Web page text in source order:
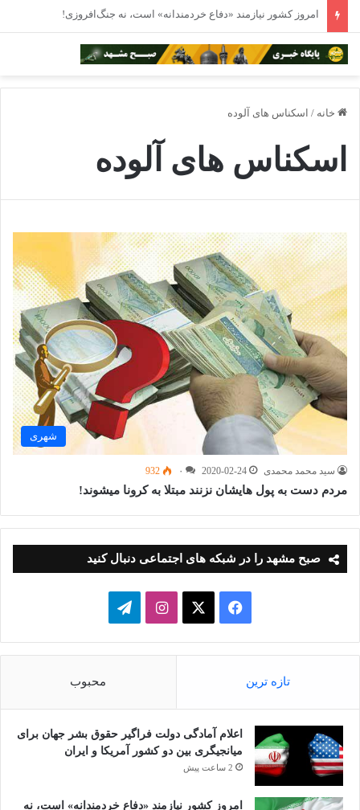
مراقبت از «خانه مشترک» در روزهای طوفانی
خانه / اسکناس های آلوده
اسکناس های آلوده
شهری
سید محمد محمدی 2020-02-24 ۰ 932
مردم دست به پول هایشان نزنند مبتلا به کرونا میشوند!
صبح مشهد را در شبکه های اجتماعی دنبال کنید
فیسبوک ایکساینستاگرامتلگرام
تازه ترین محبوب
اعلام آمادگی دولت فراگیر حقوق بشر جهان برای
میانجیگری بین دو کشور آمریکا و ایران
2 ساعت پیش
امروز کشور نیازمند «دفاع خردمندانه» است، نه